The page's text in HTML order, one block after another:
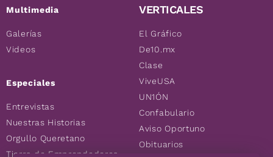
Multimedia
Galerías
Videos
Especiales
Entrevistas
Nuestras Historias
Orgullo Queretano
Tierra de Emprendedores
VERTICALES
El Gráfico
De10.mx
Clase
ViveUSA
UN1ÓN
Confabulario
Aviso Oportuno
Obituarios